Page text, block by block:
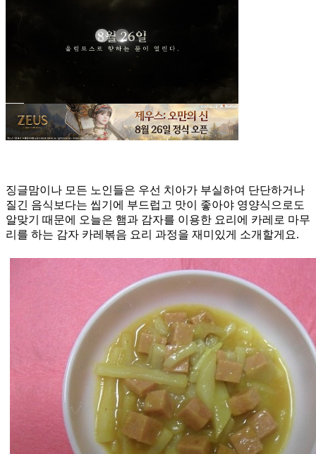
징글맘이나 모든 노인들은 우선 치아가 부실하여 단단하거나
질긴 음식보다는 씹기에 부드럽고 맛이 좋아야 영양식으로도
알맞기 때문에 오늘은 햄과 감자를 이용한 요리에 카레로 마무
리를 하는 감자 카레볶음 요리 과정을 재미있게 소개할게요.